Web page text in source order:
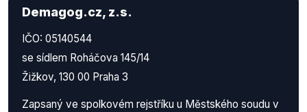
Demagog.cz, z.s.
IČO: 05140544
se sídlem Roháčova 145/14
Žižkov, 130 00 Praha 3
Zapsaný ve spolkovém rejstříku u Městského soudu v